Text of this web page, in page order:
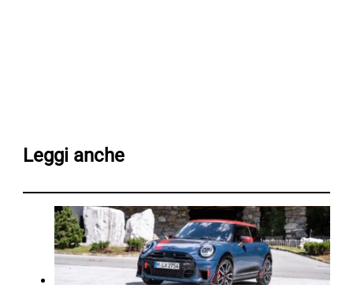
Leggi anche